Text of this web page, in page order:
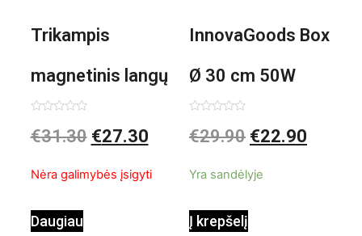
Trikampis
magnetinis langų
valiklis Klinmag
0
iš
€31.30 €27.30
Nėra galimybės įsigyti
Daugiau
InnovaGoods Box
Ø 30 cm 50W
Baltai pilkas
0
iš
€29.90 €22.90
Yra sandėlyje
Į krepšelį